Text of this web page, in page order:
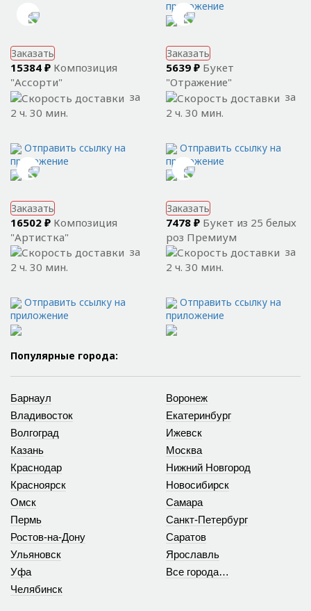
приложение
Заказать
15384 ₽ Композиция
"Ассорти"
за
2 ч. 30 мин.
Отправить ссылку на
приложение
Заказать
5639 ₽ Букет
"Отражение"
за
2 ч. 30 мин.
Отправить ссылку на
приложение
Заказать
16502 ₽ Композиция
"Артистка"
за
2 ч. 30 мин.
Отправить ссылку на
приложение
Заказать
7478 ₽ Букет из 25 белых
роз Премиум
за
2 ч. 30 мин.
Отправить ссылку на
приложение
Популярные города:
Барнаул
Владивосток
Волгоград
Воронеж
Екатеринбург
Ижевск
Казань
Краснодар
Красноярск
Москва
Нижний Новгород
Новосибирск
Омск
Пермь
Ростов-на-Дону
Самара
Санкт-Петербург
Саратов
Ульяновск
Уфа
Челябинск
Ярославль
Все города…